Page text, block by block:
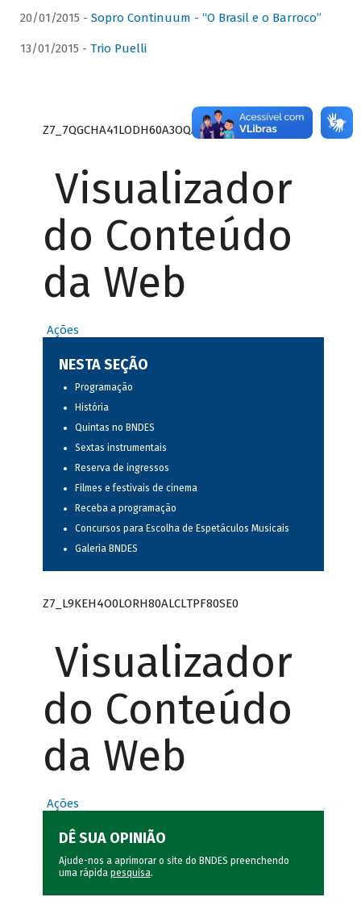
20/01/2015 - Sopro Continuum - “O Brasil e o Barroco”
13/01/2015 - Trio Puelli
Z7_7QGCHA41LODH60A3OQA8RN1415
Visualizador
do Conteúdo
da Web
Ações
NESTA SEÇÃO
Programação
História
Quintas no BNDES
Sextas instrumentais
Reserva de ingressos
Filmes e festivais de cinema
Receba a programação
Concursos para Escolha de Espetáculos Musicais
Galeria BNDES
Z7_L9KEH4O0LORH80ALCLTPF80SE0
Visualizador
do Conteúdo
da Web
Ações
DÊ SUA OPINIÃO
Ajude-nos a aprimorar o site do BNDES preenchendo
uma rápida pesquisa.